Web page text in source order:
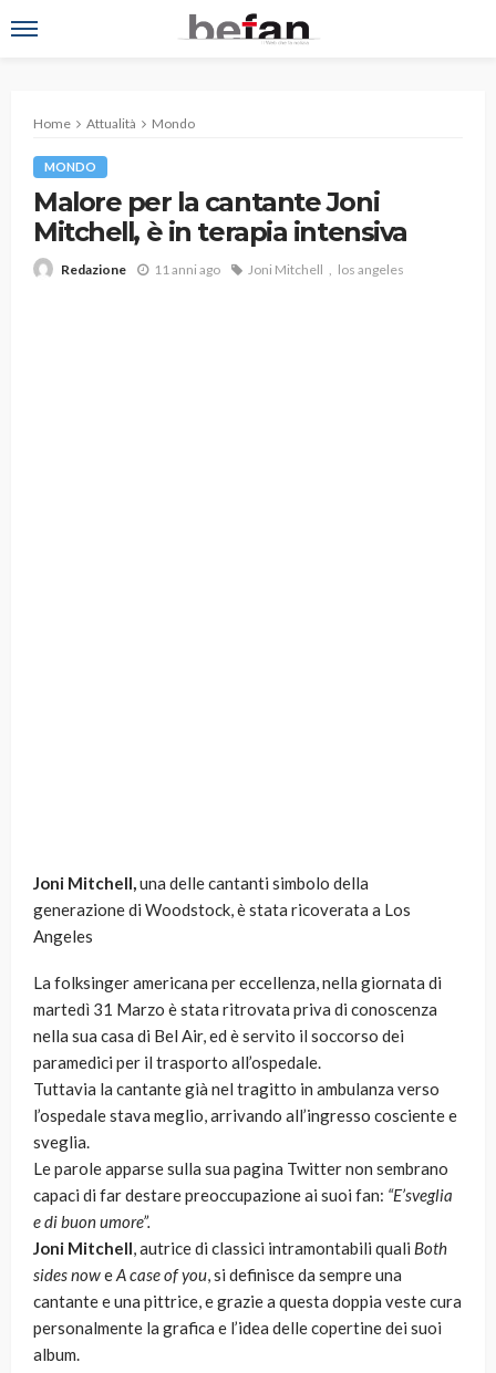
Home Attualità Mondo
MONDO
Malore per la cantante Joni
Mitchell, è in terapia intensiva
Redazione 11 anni ago Joni Mitchell los angeles
Joni Mitchell,una delle cantanti simbolo della
generazione di Woodstock, è stata ricoverata a Los
Angeles
La folksinger americana per eccellenza, nella giornata di
martedì 31 Marzo è stata ritrovata priva di conoscenza
nella sua casa di Bel Air, ed è servito il soccorso dei
paramedici per il trasporto all’ospedale.
Tuttavia la cantante già nel tragitto in ambulanza verso
l’ospedale stava meglio, arrivando all’ingresso cosciente e
sveglia.
Le parole apparse sulla sua pagina Twitter non sembrano
capaci di far destare preoccupazione ai suoi fan: “E’sveglia
e di buon umore”.
Joni Mitchell, autrice di classici intramontabili quali Both
sides noweA case of you, si definisce da sempre una
cantante e una pittrice, e grazie a questa doppia veste cura
personalmente la grafica e l’idea delle copertine dei suoi
album.